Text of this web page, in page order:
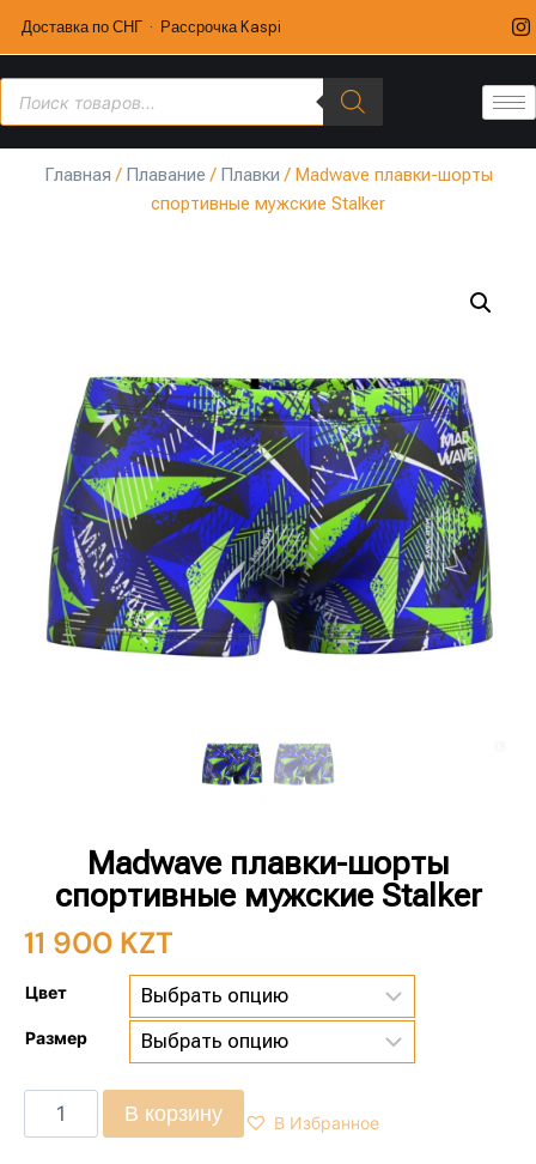
Доставка по СНГ · Рассрочка Kaspi
Главная / Плавание / Плавки / Madwave плавки-шорты
спортивные мужские Stalker
Madwave плавки-шорты
спортивные мужские Stalker
11 900 KZT
Цвет
Размер
В корзину В Избранное